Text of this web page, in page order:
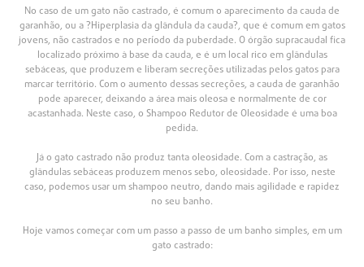
No caso de um gato não castrado, é comum o aparecimento da cauda de
garanhão, ou a ?Hiperplasia da glândula da cauda?, que é comum em gatos
jovens, não castrados e no período da puberdade. O órgão supracaudal fica
localizado próximo à base da cauda, e é um local rico em glândulas
sebáceas, que produzem e liberam secreções utilizadas pelos gatos para
marcar território. Com o aumento dessas secreções, a cauda de garanhão
pode aparecer, deixando a área mais oleosa e normalmente de cor
acastanhada. Neste caso, o Shampoo Redutor de Oleosidade é uma boa
pedida.
Já o gato castrado não produz tanta oleosidade. Com a castração, as
glândulas sebáceas produzem menos sebo, oleosidade. Por isso, neste
caso, podemos usar um shampoo neutro, dando mais agilidade e rapidez
no seu banho.
Hoje vamos começar com um passo a passo de um banho simples, em um
gato castrado: